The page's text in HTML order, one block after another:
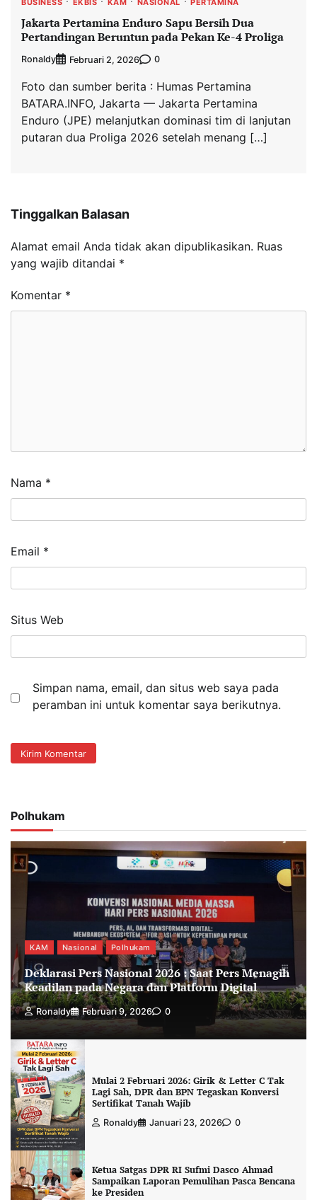
BUSINESS EKBIS KAM NASIONAL PERTAMINA
Jakarta Pertamina Enduro Sapu Bersih Dua
Pertandingan Beruntun pada Pekan Ke-4 Proliga
Ronaldy Februari 2, 2026 0
Foto dan sumber berita : Humas Pertamina
BATARA.INFO, Jakarta — Jakarta Pertamina
Enduro (JPE) melanjutkan dominasi tim di lanjutan
putaran dua Proliga 2026 setelah menang […]
Tinggalkan Balasan
Alamat email Anda tidak akan dipublikasikan. Ruas
yang wajib ditandai *
Komentar *
Nama *
Email *
Situs Web
Simpan nama, email, dan situs web saya pada
peramban ini untuk komentar saya berikutnya.
Polhukam
KAM Nasional Polhukam
Deklarasi Pers Nasional 2026 : Saat Pers Menagih
Keadilan pada Negara dan Platform Digital
Ronaldy Februari 9, 2026 0
Mulai 2 Februari 2026: Girik & Letter C Tak
Lagi Sah, DPR dan BPN Tegaskan Konversi
Sertifikat Tanah Wajib
Ronaldy Januari 23, 2026 0
Ketua Satgas DPR RI Sufmi Dasco Ahmad
Sampaikan Laporan Pemulihan Pasca Bencana
ke Presiden